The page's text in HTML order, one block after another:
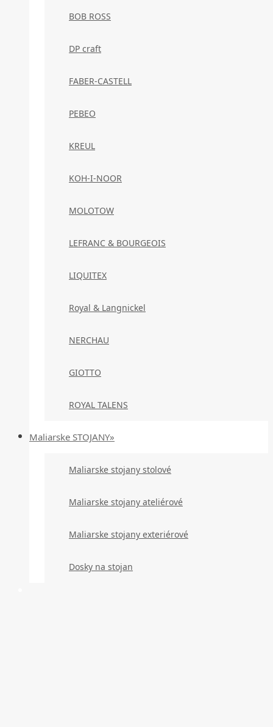
BOB ROSS
DP craft
FABER-CASTELL
PEBEO
KREUL
KOH-I-NOOR
MOLOTOW
LEFRANC & BOURGEOIS
LIQUITEX
Royal & Langnickel
NERCHAU
GIOTTO
ROYAL TALENS
Maliarske STOJANY»
Maliarske stojany stolové
Maliarske stojany ateliérové
Maliarske stojany exteriérové
Dosky na stojan